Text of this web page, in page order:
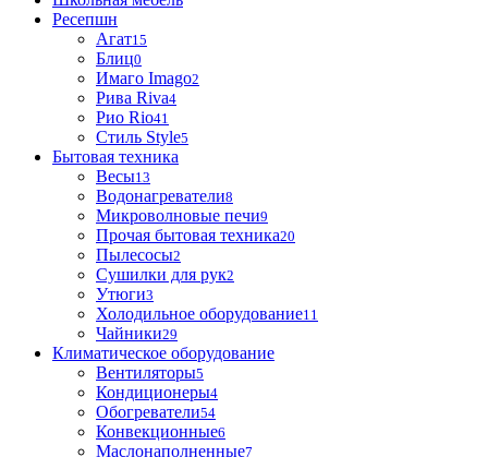
Ресепшн
Агат15
Блиц0
Имаго Imago2
Рива Riva4
Рио Rio41
Стиль Style5
Бытовая техника
Весы13
Водонагреватели8
Микроволновые печи9
Прочая бытовая техника20
Пылесосы2
Сушилки для рук2
Утюги3
Холодильное оборудование11
Чайники29
Климатическое оборудование
Вентиляторы5
Кондиционеры4
Обогреватели54
Конвекционные6
Маслонаполненные7